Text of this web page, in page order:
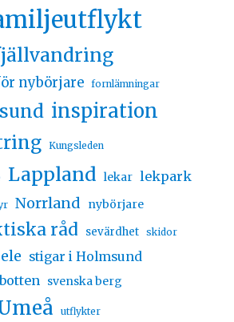
nybörjare fornlämningar
inspiration
Kungsleden
Lappland lekar lekpark
Norrland
nybörjare
råd sevärdhet skidor
stigar i Holmsund
svenska berg
utflykter